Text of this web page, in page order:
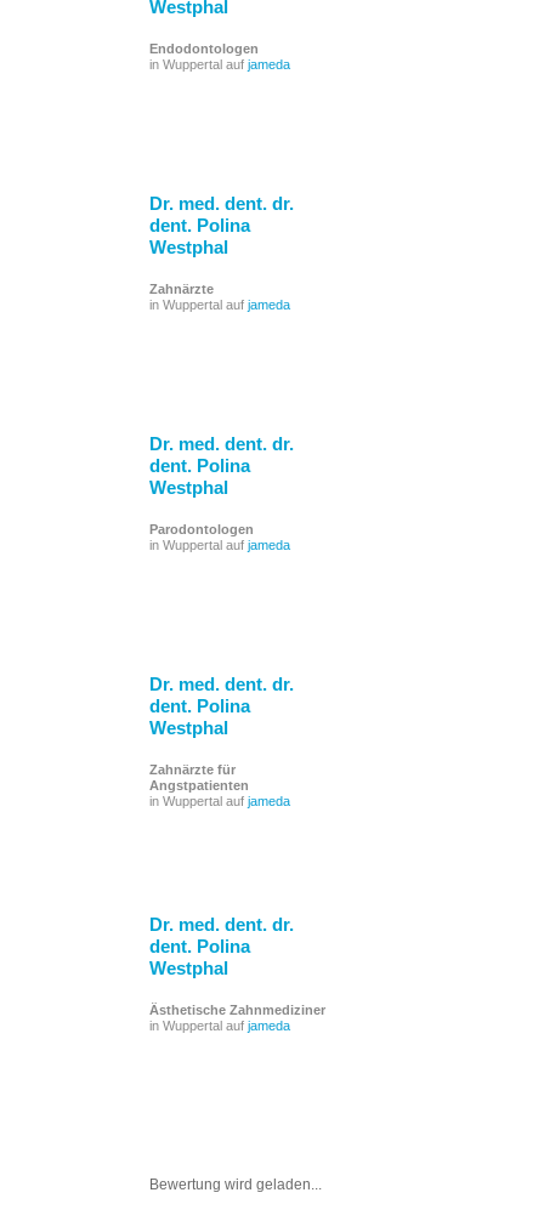
Westphal
Endodontologen
in Wuppertal auf jameda
Dr. med. dent. dr.
dent. Polina
Westphal
Zahnärzte
in Wuppertal auf jameda
Dr. med. dent. dr.
dent. Polina
Westphal
Parodontologen
in Wuppertal auf jameda
Dr. med. dent. dr.
dent. Polina
Westphal
Zahnärzte für
Angstpatienten
in Wuppertal auf jameda
Dr. med. dent. dr.
dent. Polina
Westphal
Ästhetische Zahnmediziner
in Wuppertal auf jameda
Bewertung wird geladen...